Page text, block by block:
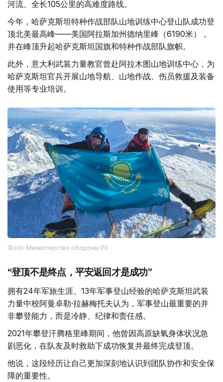
河流、全长105公里的高难度路线。
今年，哈萨克斯坦特种作战部队山地训练中心登山队成功登
顶北美最高峰——美国阿拉斯加州德纳里峰（6190米），
并在峰顶升起哈萨克斯坦国旗和特种作战部队旗帜。
此外，意大利武装力量教官曾赴阿拉木图山地训练中心，为
哈萨克斯坦官兵开展山地导航、山地作战、伤员救援及装备
使用等专业培训。
Фото: Министерство обороны РК
“登顶不是终点，平安返回才是成功”
拥有24年军旅生涯、13年军事登山经验的哈萨克斯坦武装
力量中校阿曼卓勒·拉赫梅托夫认为，军事登山最重要的并
非攀登能力，而是冷静、纪律和责任感。
2021年攀登汗腾格里峰期间，他曾因高原缺氧身体状况急
剧恶化，在队友及时救助下成功恢复并最终完成登顶。
他说，这段经历让自己更加深刻地认识到团队协作和安全保
障的重要性。